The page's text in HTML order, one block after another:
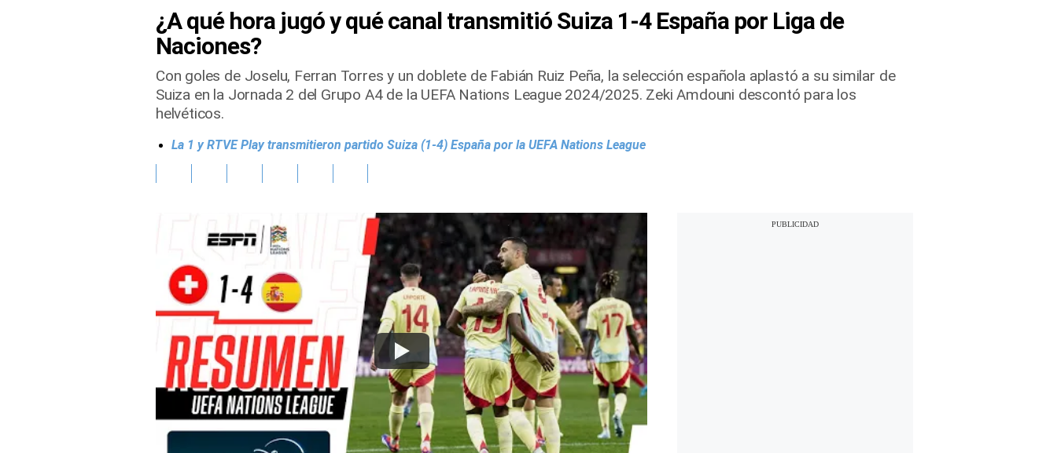
¿A qué hora jugó y qué canal transmitió Suiza 1-4 España por Liga de
Naciones?
Con goles de Joselu, Ferran Torres y un doblete de Fabián Ruiz Peña, la selección española aplastó a su similar de
Suiza en la Jornada 2 del Grupo A4 de la UEFA Nations League 2024/2025. Zeki Amdouni descontó para los
helvéticos.
La 1 y RTVE Play transmitieron partido Suiza (1-4) España por la UEFA Nations League